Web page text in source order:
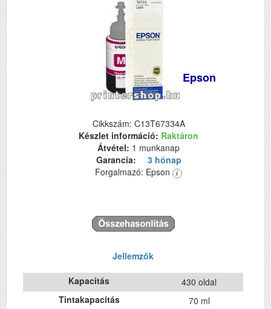
Epson
Cikkszám: C13T67334A
Készlet információ: Raktáron
Átvétel: 1 munkanap
Garancia:
3 hónap
Forgalmazó: Epson
Jellemzők
Kapacitás
430 oldal
Tintakapacítás
70 ml